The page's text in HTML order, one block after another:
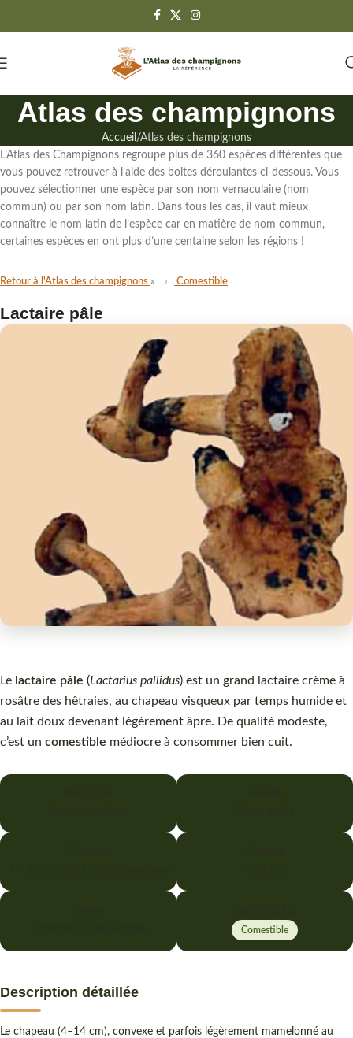
Atlas des champignons
Accueil Atlas des champignons
L’Atlas des Champignons regroupe plus de 360 espèces différentes que
vous pouvez retrouver à l’aide des boites déroulantes ci-dessous. Vous
pouvez sélectionner une espèce par son nom vernaculaire (nom
commun) ou par son nom latin. Dans tous les cas, il vaut mieux
connaître le nom latin de l’espèce car en matière de nom commun,
certaines espèces en ont plus d’une centaine selon les régions !
Retour à l'Atlas des champignons Comestible
Lactaire pâle
Le lactaire pâle (Lactarius pallidus) est un grand lactaire crème à
rosâtre des hêtraies, au chapeau visqueux par temps humide et
au lait doux devenant légèrement âpre. De qualité modeste,
c’est un comestible médiocre à consommer bien cuit.
Comestible
Description détaillée
Le chapeau (4–14 cm), convexe et parfois légèrement mamelonné au